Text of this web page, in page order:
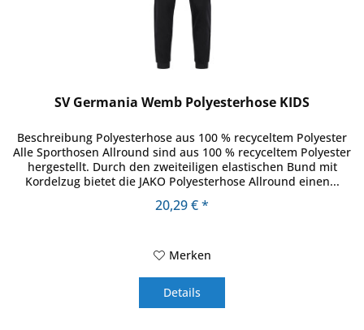
SV Germania Wemb Polyesterhose KIDS
Beschreibung Polyesterhose aus 100 % recyceltem Polyester
Alle Sporthosen Allround sind aus 100 % recyceltem Polyester
hergestellt. Durch den zweiteiligen elastischen Bund mit
Kordelzug bietet die JAKO Polyesterhose Allround einen...
20,29 € *
Merken
Details